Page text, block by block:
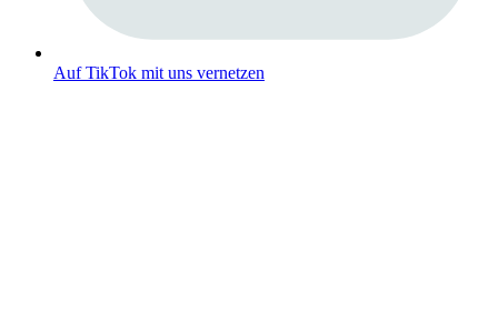
Auf TikTok mit uns vernetzen